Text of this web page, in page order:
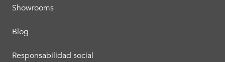
Showrooms
Blog
Responsabilidad social